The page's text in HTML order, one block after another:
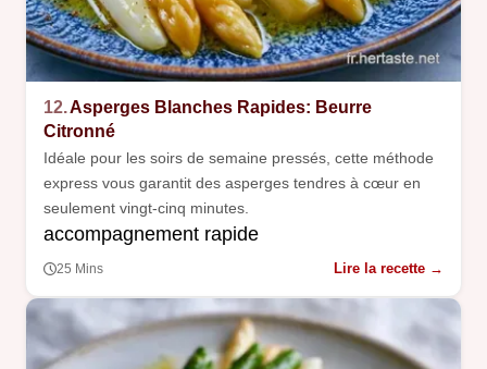
12.Asperges Blanches Rapides: Beurre
Citronné
Idéale pour les soirs de semaine pressés, cette méthode
express vous garantit des asperges tendres à cœur en
seulement vingt-cinq minutes.
accompagnement rapide
25 Mins Lire la recette →